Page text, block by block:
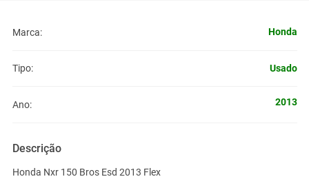
Marca: Honda
Tipo: Usado
Ano: 2013
Descrição
Honda Nxr 150 Bros Esd 2013 Flex